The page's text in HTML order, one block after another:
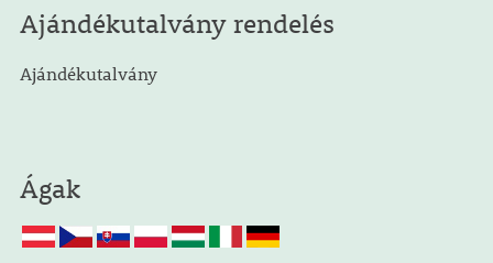
Ajándékutalvány rendelés
Ajándékutalvány
Ágak